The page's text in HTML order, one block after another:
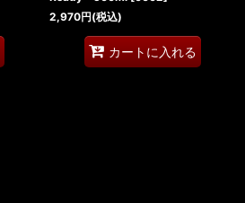
2,970円(税込)
カートに入れる